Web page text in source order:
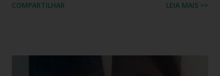
coração dos consumidores em todo o mundo. Hoje, a marca
COMPARTILHAR LEIA MAIS >>